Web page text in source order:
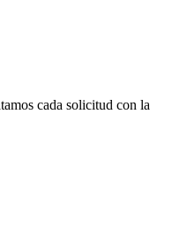
cada solicitud con la